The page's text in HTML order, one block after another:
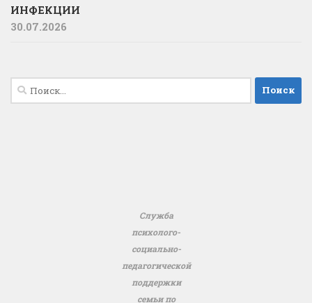
ИНФЕКЦИИ
30.07.2026
Найти:
Служба
психолого-
социально-
педагогической
поддержки
семьи по